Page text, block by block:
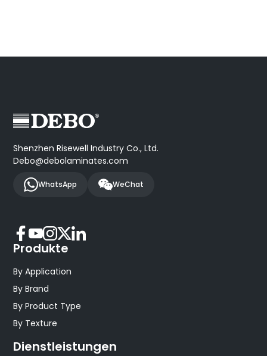
Shenzhen Risewell Industry Co., Ltd.
Debo@debolaminates.com
WhatsApp WeChat
Produkte
By Application
By Brand
By Product Type
By Texture
Dienstleistungen